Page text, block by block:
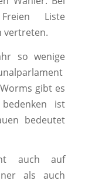
Liste
vertreten.
so wenige
gibt es
ist
bedeutet
auch auf
als auch